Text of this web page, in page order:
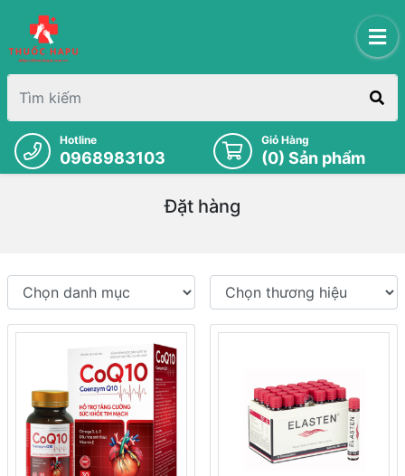
Hotline
0968983103
Giỏ Hàng
(0) Sản phẩm
Đặt hàng